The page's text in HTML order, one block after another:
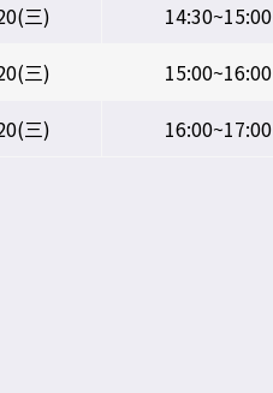
三)
14:30~15:00
三)
15:00~16:00
三) 16:00~17:00